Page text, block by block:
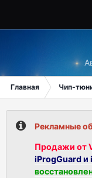
Главная Чип-
Рекламные
Продажи от
iProgGuard и